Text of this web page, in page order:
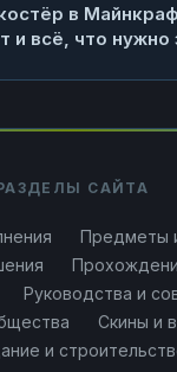
в
и всё, что нужно
САЙТА
Предметы
Руководства и
Скины и
и